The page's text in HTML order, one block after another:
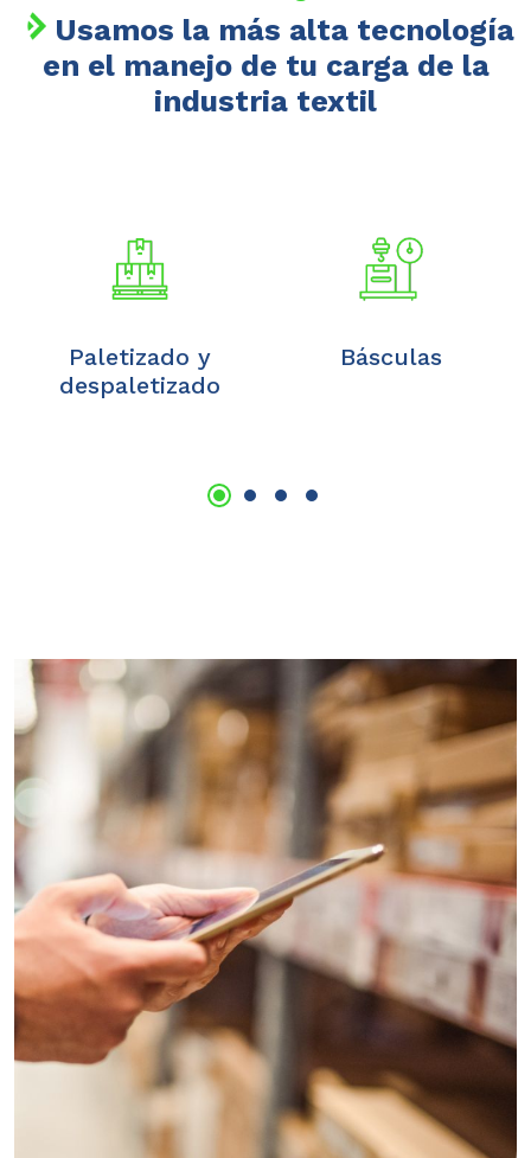
Usamos la más alta tecnología
en el manejo de tu carga de la
industria textil
Paletizado y
despaletizado
Básculas